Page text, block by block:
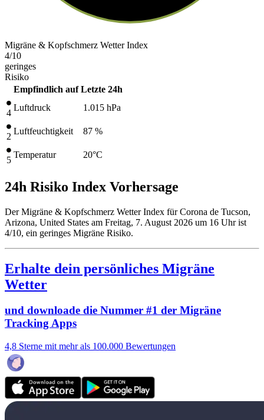
Migräne & Kopfschmerz Wetter Index
4/10
geringes
Risiko
Empfindlich auf Letzte 24h
4
Luftdruck 1.015 hPa
2
Luftfeuchtigkeit 87 %
5
Temperatur 20°C
24h Risiko Index Vorhersage
Der Migräne & Kopfschmerz Wetter Index für Corona de Tucson,
Arizona, United States am Freitag, 7. August 2026 um 16 Uhr ist
4/10, ein geringes Migräne Risiko.
Erhalte dein persönliches Migräne
Wetter
und downloade die Nummer #1 der Migräne
Tracking Apps
4,8 Sterne mit mehr als 100.000 Bewertungen